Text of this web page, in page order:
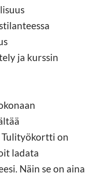
ja kurssin
on
ladata
Näin se on aina